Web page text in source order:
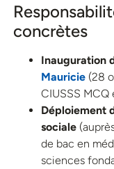
concrètes
Inauguration
Mauricie (28
CIUSSS MCQ
Déploiement
sociale
de bac en
sciences